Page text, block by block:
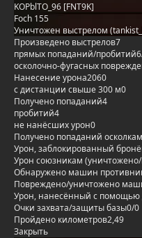
KOPblTO_96 [FNT9K]
Foch 155
Уничтожен выстрелом
Произведено выстрелов7
прямых попаданий/пробитий
осколочно-фугасных
Нанесение урона2060
с дистанции свыше 300 м0
Получено попаданий4
пробитий4
не нанёсших урон0
Получено попаданий
Урон, заблокированный
Урон союзникам
Обнаружено машин
Повреждено/уничтожено
Урон, нанесённый с помощью
Очки захвата/защиты базы0/0
Пройдено километров2,49
Закрыть